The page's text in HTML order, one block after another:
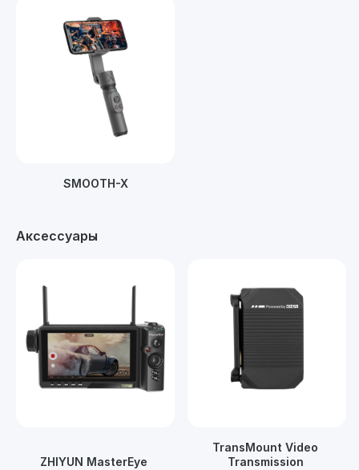
SMOOTH-X
Аксессуары
ZHIYUN MasterEye
TransMount Video
Transmission